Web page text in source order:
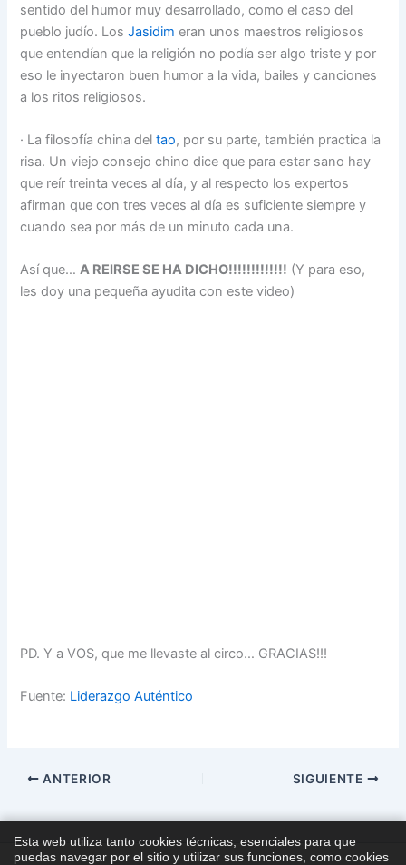
sentido del humor muy desarrollado, como el caso del
pueblo judío. LosJasidim eran unos maestros religiosos
que entendían que la religión no podía ser algo triste y por
eso le inyectaron buen humor a la vida, bailes y canciones
a los ritos religiosos.
· La filosofía china deltao, por su parte, también practica la
risa. Un viejo consejo chino dice que para estar sano hay
que reír treinta veces al día, y al respecto los expertos
afirman que con tres veces al día es suficiente siempre y
cuando sea por más de un minuto cada una.
Así que…A REIRSE SE HA DICHO!!!!!!!!!!!!! (Y para eso,
les doy una pequeña ayudita con este video)
PD. Y a VOS, que me llevaste al circo… GRACIAS!!!
Fuente: Liderazgo Auténtico
ANTERIOR SIGUIENTE
Esta web utiliza tanto cookies técnicas, esenciales para que
puedas navegar por el sitio y utilizar sus funciones, como cookies